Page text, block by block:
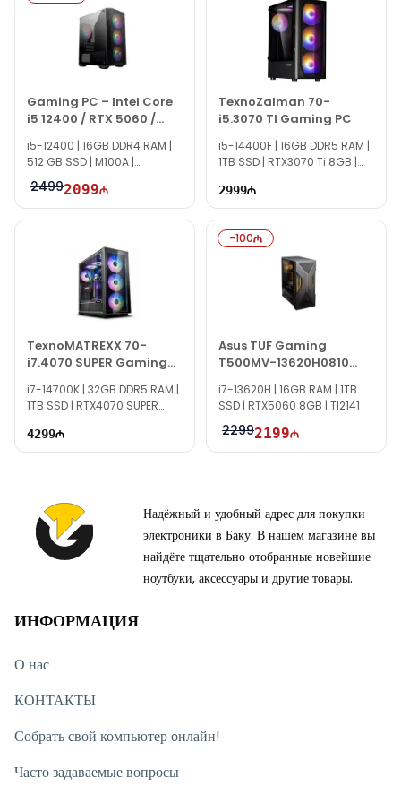
доступны ежедневно с 10:00 до 19:00.
Мы всегда готовы ответить на все вопросы по модели
Gaming PC – Intel Core i5 14400F / RTX 5060 / 16GB
Вне рабочего времени вы можете связаться с нами по email
Спасибо за интерес к нашей продукции!
Gaming PC – Intel Core
i5 12400 / RTX 5060 /
16GB / 512GB
i5-12400 | 16GB DDR4 RAM |
512 GB SSD | M100A |
RTX5060 8GB |
24992099
TexnoZalman 70-
i5.3070 TI Gaming PC
i5-14400F | 16GB DDR5 RAM |
1TB SSD | RTX3070 Ti 8GB |
2999
TexnoMATREXX 70-
i7.4070 SUPER Gaming
i7-14700K | 32GB DDR5 RAM |
1TB SSD | RTX4070 SUPER
4299
-100
Asus TUF Gaming
T500MV-13620H0810
90PF05H2-M00X80
i7-13620H | 16GB RAM | 1TB
SSD | RTX5060 8GB | TI2141
22992199
Надёжный и удобный адрес для покупки
электроники в Баку. В нашем магазине вы
найдёте тщательно отобранные новейшие
ноутбуки, аксессуары и другие товары.
ИНФОРМАЦИЯ
О нас
КОНТАКТЫ
Собрать свой компьютер онлайн!
Часто задаваемые вопросы